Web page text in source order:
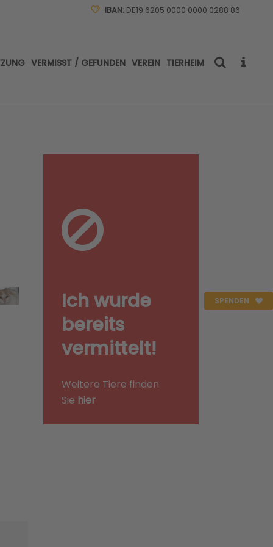
IBAN: DE19 6205 0000 0000 0288 86
VERMISST / GEFUNDEN VEREIN TIERHEIM
SPENDEN
Ich wurde
bereits
vermittelt!
Weitere Tiere finden
Sie hier